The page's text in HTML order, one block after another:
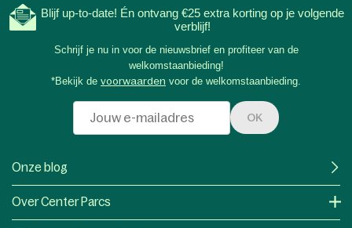
Blijf up-to-date! Én ontvang €25 extra korting op je volgende
verblijf!
Schrijf je nu in voor de nieuwsbrief en profiteer van de
welkomstaanbieding!
*Bekijk de voorwaarden voor de welkomstaanbieding.
OK
Onze blog
Over Center Parcs